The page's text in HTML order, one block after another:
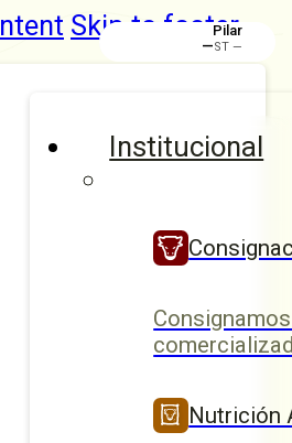
Skip to footer
Institucional
Nutrición
Pilar
—ST —